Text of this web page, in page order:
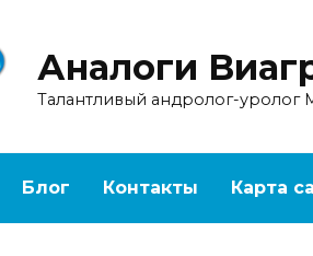
Аналоги
Талантливый андролог-уролог
Блог Контакты Карта